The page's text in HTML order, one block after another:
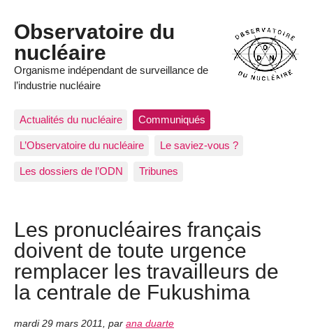
Observatoire du
nucléaire
Organisme indépendant de surveillance de
l’industrie nucléaire
Actualités du nucléaire Communiqués
L’Observatoire du nucléaire Le saviez-vous ?
Les dossiers de l’ODN Tribunes
Les pronucléaires français
doivent de toute urgence
remplacer les travailleurs de
la centrale de Fukushima
mardi 29 mars 2011 par ana duarte